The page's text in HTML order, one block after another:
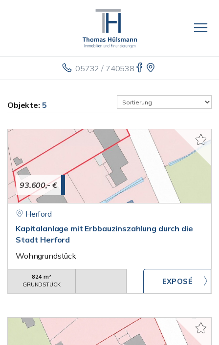
05732 / 740538
Objekte: 5
93.600,- €
Herford
Kapitalanlage mit Erbbauzinszahlung durch die
Stadt Herford
Wohngrundstück
824 m²
GRUNDSTÜCK